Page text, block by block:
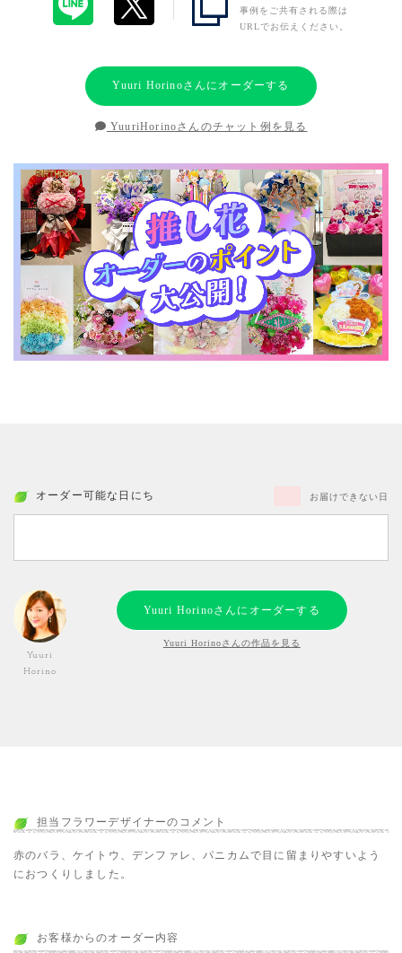
事例をご共有される際は
URLでお伝えください。
Yuuri Horinoさんにオーダーする
YuuriHorinoさんのチャット例を見る
オーダー可能な日にち お届けできない日
Yuuri
Horino
Yuuri Horinoさんにオーダーする
Yuuri Horinoさんの作品を見る
担当フラワーデザイナーのコメント
赤のバラ、ケイトウ、デンファレ、パニカムで目に留まりやすいよう
におつくりしました。
お客様からのオーダー内容